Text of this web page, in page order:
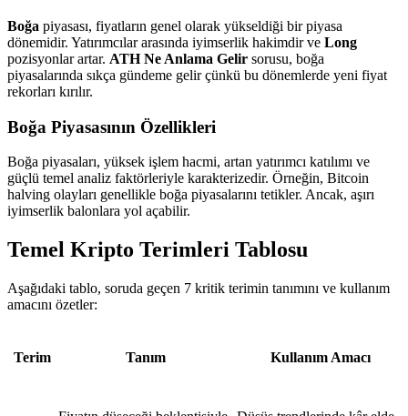
Boğa piyasası, fiyatların genel olarak yükseldiği bir piyasa
dönemidir. Yatırımcılar arasında iyimserlik hakimdir ve Long
pozisyonlar artar. ATH Ne Anlama Gelir sorusu, boğa
piyasalarında sıkça gündeme gelir çünkü bu dönemlerde yeni fiyat
rekorları kırılır.
Boğa Piyasasının Özellikleri
Boğa piyasaları, yüksek işlem hacmi, artan yatırımcı katılımı ve
güçlü temel analiz faktörleriyle karakterizedir. Örneğin, Bitcoin
halving olayları genellikle boğa piyasalarını tetikler. Ancak, aşırı
iyimserlik balonlara yol açabilir.
Temel Kripto Terimleri Tablosu
Aşağıdaki tablo, soruda geçen 7 kritik terimin tanımını ve kullanım
amacını özetler:
Terim Tanım Kullanım Amacı